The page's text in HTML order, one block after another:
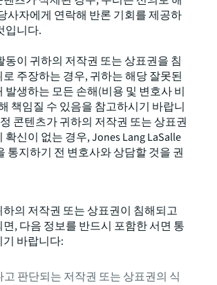
사자에게 연락해 반론 기회를 제공하
입니다.
동이 귀하의 저작권 또는 상표권을 침
주장하는 경우, 귀하는 해당 잘못된
발생하는 모든 손해(비용 및 변호사 비
책임질 수 있음을 참고하시기 바랍니
콘텐츠가 귀하의 저작권 또는 상표권
확신이 없는 경우, Jones Lang LaSalle
통지하기 전 변호사와 상담할 것을 권
의 저작권 또는 상표권이 침해되고
, 다음 정보를 반드시 포함한 서면 통
바랍니다:
판단되는 저작권 또는 상표권의 식